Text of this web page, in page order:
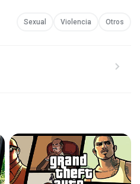
Sexual Violencia Otros